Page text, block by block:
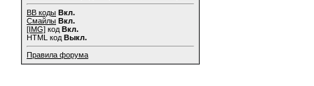
BB коды Вкл.
Смайлы Вкл.
[IMG] код Вкл.
HTML код Выкл.
Правила форума